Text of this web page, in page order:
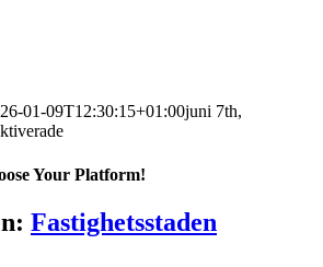
01-09T12:30:15+01:00juni 7th,
för
Your Platform!
Fastighetsstaden